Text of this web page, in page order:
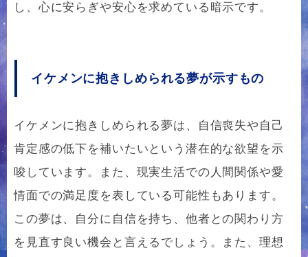
し、心に安らぎや安心を求めている暗示です。
イケメンに抱きしめられる夢が示すもの
イケメンに抱きしめられる夢は、自信喪失や自己
肯定感の低下を補いたいという潜在的な欲望を示
唆しています。また、現実生活での人間関係や愛
情面での満足度を表している可能性もあります。
この夢は、自分に自信を持ち、他者との関わり方
を見直す良い機会と言えるでしょう。また、理想